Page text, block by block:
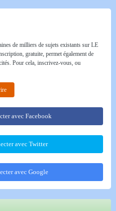
de milliers de sujets existants sur LE
gratuite, permet également de
Pour cela, inscrivez-vous, ou
avec Facebook
avec Twitter
avec Google